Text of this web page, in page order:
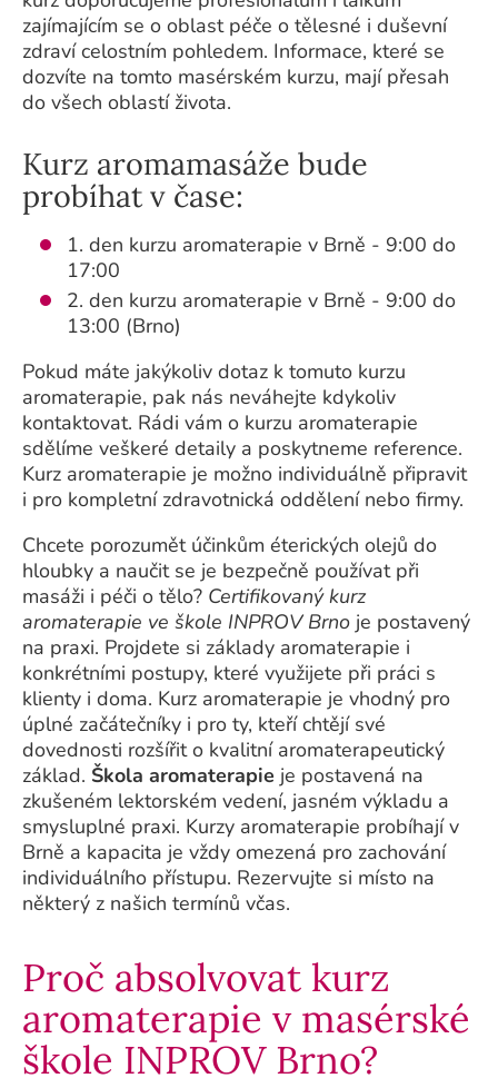
zajímajícím se o oblast péče o tělesné i duševní
zdraví celostním pohledem. Informace, které se
dozvíte na tomto masérském kurzu, mají přesah
do všech oblastí života.
Kurz aromamasáže bude
probíhat v čase:
1. den kurzu aromaterapie v Brně - 9:00 do
17:00
2. den kurzu aromaterapie v Brně - 9:00 do
13:00 (Brno)
Pokud máte jakýkoliv dotaz k tomuto kurzu
aromaterapie, pak nás neváhejte kdykoliv
kontaktovat. Rádi vám o kurzu aromaterapie
sdělíme veškeré detaily a poskytneme reference.
Kurz aromaterapie je možno individuálně připravit
i pro kompletní zdravotnická oddělení nebo firmy.
Chcete porozumět účinkům éterických olejů do
hloubky a naučit se je bezpečně používat při
masáži i péči o tělo? Certifikovaný kurz
aromaterapie ve škole INPROV Brno je postavený
na praxi. Projdete si základy aromaterapie i
konkrétními postupy, které využijete při práci s
klienty i doma. Kurz aromaterapie je vhodný pro
úplné začátečníky i pro ty, kteří chtějí své
dovednosti rozšířit o kvalitní aromaterapeutický
základ. Škola aromaterapie je postavená na
zkušeném lektorském vedení, jasném výkladu a
smysluplné praxi. Kurzy aromaterapie probíhají v
Brně a kapacita je vždy omezená pro zachování
individuálního přístupu. Rezervujte si místo na
některý z našich termínů včas.
Proč absolvovat kurz
aromaterapie v masérské
škole INPROV Brno?